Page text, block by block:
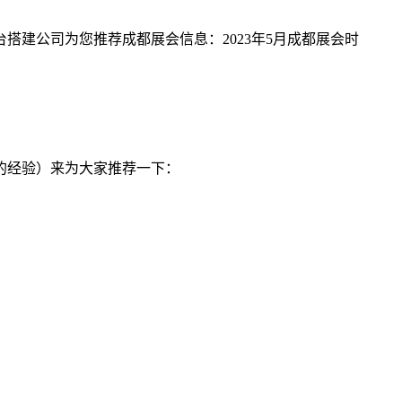
建公司为您推荐成都展会信息：2023年5月成都展会时
验）来为大家推荐一下：